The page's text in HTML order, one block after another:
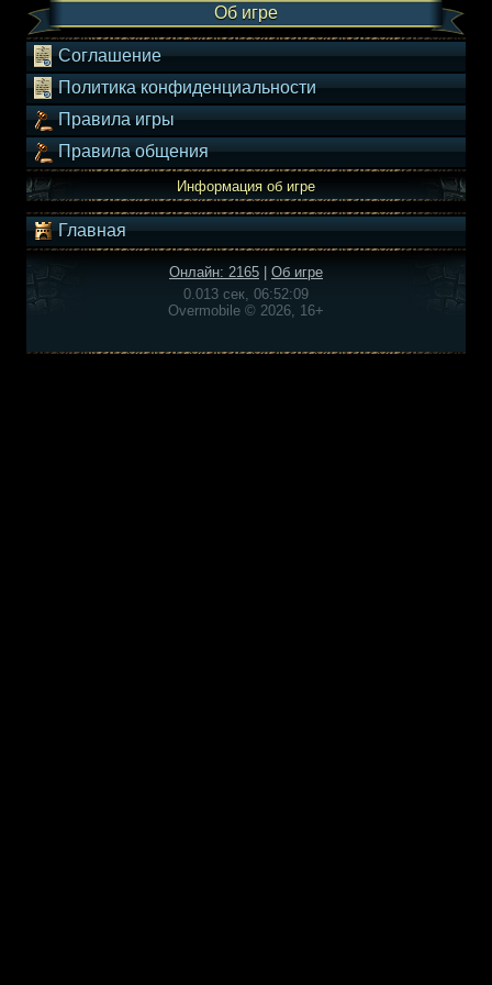
Об игре
Соглашение
Политика конфиденциальности
Правила игры
Правила общения
Информация об игре
Главная
Онлайн: 2165
Об игре
0.013 сек, 06:52:09
Overmobile © 2026, 16+